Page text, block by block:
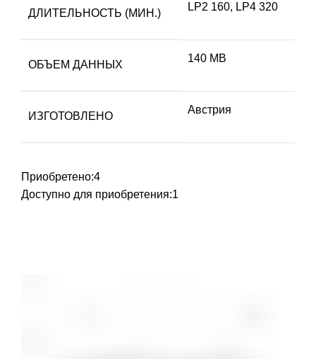
ДЛИТЕЛЬНОСТЬ (МИН.)
LP2 160, LP4 320
ОБЪЕМ ДАННЫХ
140 MB
ИЗГОТОВЛЕНО
Австрия
Приобретено:4
Доступно для приобретения:1